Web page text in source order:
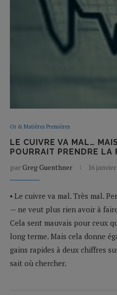
Or & Matières Premières
LE CUIVRE VA MAL…
POURRAIT PRENDRE LA
parGreg Guenthner 16
▪ Le cuivre va mal. Très mal.
— ne veut plus rien avoir à
Cela sent mauvais pour ceux
long terme. Mais cela donne
gains rapides à deux chiffres
sait où chercher.